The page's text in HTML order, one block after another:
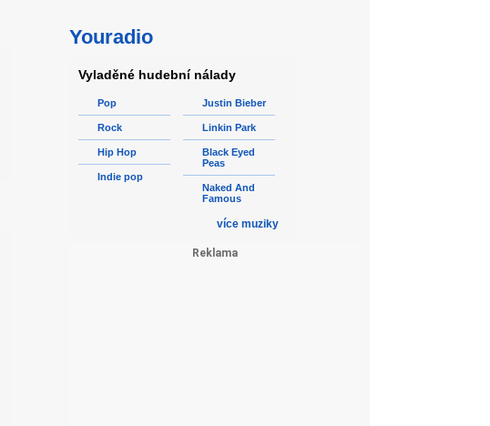
Youradio
Vyladěné hudební nálady
Pop
Rock
Hip Hop
Indie pop
Justin Bieber
Linkin Park
Black Eyed
Peas
Naked And
Famous
více muziky